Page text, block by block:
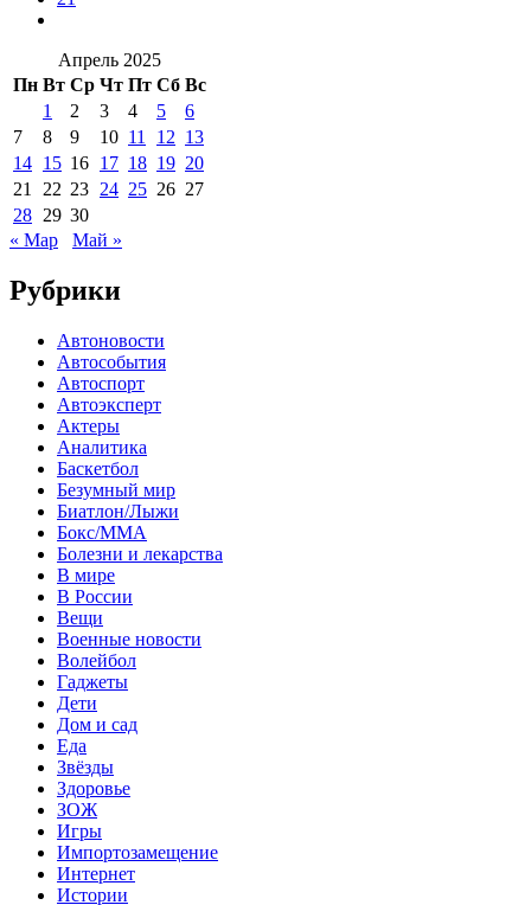
Апрель 2025
Пн Вт Ср Чт Пт Сб Вс
1
2 3 4 5
6
7
8 9 10 11 12 13
14 15 16 17 18 19 20
21
22 23 24 25 26 27
28 29 30
« Мар
Май »
Рубрики
Автоновости
Автособытия
Автоспорт
Автоэксперт
Актеры
Аналитика
Баскетбол
Безумный мир
Биатлон/Лыжи
Бокс/MMA
Болезни и лекарства
В мире
В России
Вещи
Военные новости
Волейбол
Гаджеты
Дети
Дом и сад
Еда
Звёзды
Здоровье
ЗОЖ
Игры
Импортозамещение
Интернет
Истории